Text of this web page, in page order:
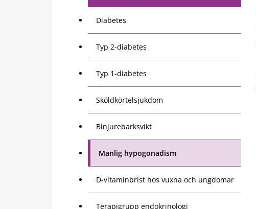
Diabetes
Typ 2-diabetes
Typ 1-diabetes
Sköldkörtelsjukdom
Binjurebarksvikt
Manlig hypogonadism
D-vitaminbrist hos vuxna och ungdomar
Terapigrupp endokrinologi